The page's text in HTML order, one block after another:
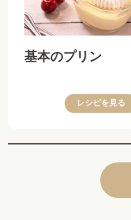
基本のプリン
レシピを見る